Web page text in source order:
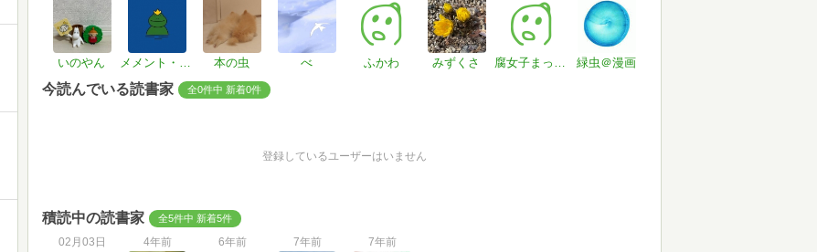
いのやん メメント・モピ 本の虫 べ ふかわ みずくさ 腐女子まっしぐら 緑虫＠漫画
今読んでいる読書家 全0件中 新着0件
登録しているユーザーはいません
積読中の読書家 全5件中 新着5件
02月03日 4年前 6年前 7年前 7年前